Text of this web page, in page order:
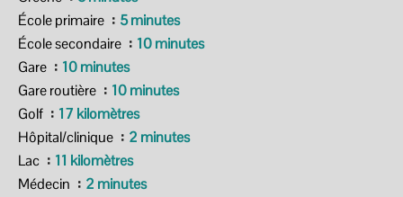
École primaire
5 minutes
École secondaire
10 minutes
Gare
10 minutes
Gare routière
10 minutes
Golf
17 kilomètres
Hôpital/clinique
2 minutes
Lac
11 kilomètres
Médecin
2 minutes